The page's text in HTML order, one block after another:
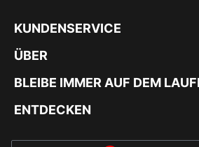
KUNDENSERVICE
ÜBER
BLEIBE IMMER AUF DEM
ENTDECKEN